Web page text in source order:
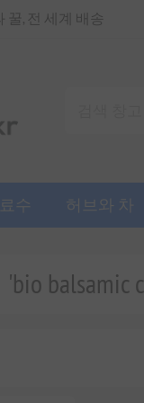
, 전 세계 배송
수 허브와 차
'bio